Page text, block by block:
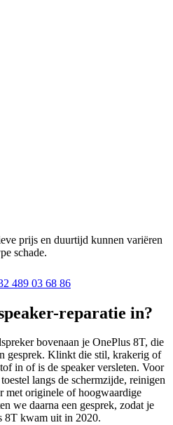
prijs en duurtijd kunnen variëren
schade.
489 03 68 86
reparatie in?
bovenaan je OnePlus 8T, die
gesprek. Klinkt die stil, krakerig of
in of is de speaker versleten. Voor
langs de schermzijde, reinigen
met originele of hoogwaardige
we daarna een gesprek, zodat je
8T kwam uit in 2020.